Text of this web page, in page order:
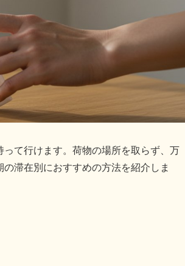
て行けます。荷物の場所を取らず、万
滞在別におすすめの方法を紹介しま